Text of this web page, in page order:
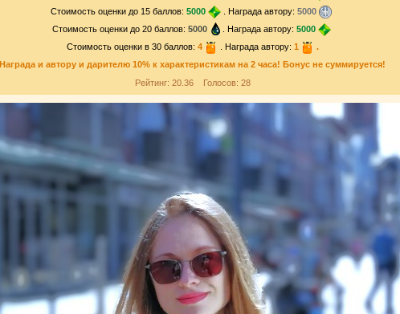
Стоимость оценки до 15 баллов: 5000 . Награда автору: 5000
Стоимость оценки до 20 баллов: 5000 . Награда автору: 5000
Стоимость оценки в 30 баллов: 4 . Награда автору: 1
.
Награда и автору и дарителю 10% к характеристикам на 2 часа! Бонус не суммируется!
Рейтинг: 20.36 Голосов: 28